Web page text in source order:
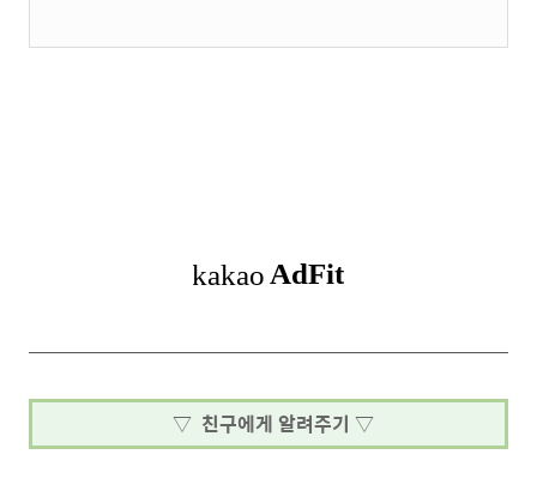
▽ 친구에게 알려주기 ▽